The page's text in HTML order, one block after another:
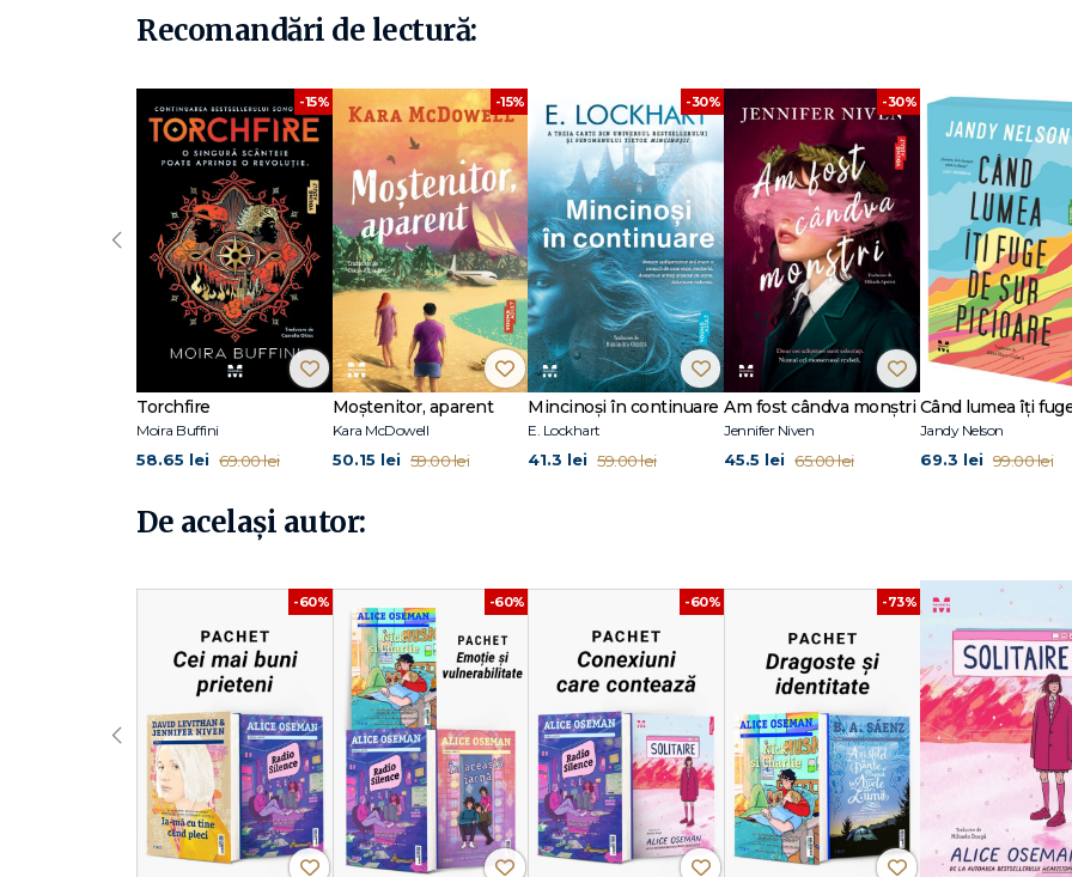
„Autoarea combină cu măiestrie spiritul sardonic și temerile adolescenților, cu scopul de a crea personaje credibile și o poveste
contemporană convingătoare, în care aceștia se vor regăsi. O alegere de top pentru orice colecție YA."
School Library Journal
Alice Osemans-a născut în 1994 în Kent, Anglia. A absolvit Durham University și e creatoarea celebrei serii de romane grafice
(ecranizată de Netflix), precum și autoarea unor foarte îndrăgite romane pentru adolescenți, printre care se numără
Solitaire,I
for Thisși Loveless. Cărțile sale au fost nominalizate la Inky Awards, Carnegie Medal și Goodreads Choice Awards. La editura Trei au
apărut romanele:În această iarnă,Loveless(recompensat cu YA Book Prize) șiNick și Charlie. Aflați mai multe despre Alice pe
aliceoseman.com.
Recomandări de lectură:
-15%
Torchfire
Moira Buffini
58.65 lei 69.00 lei
-15%
Moștenitor, aparent
Kara McDowell
50.15 lei 59.00 lei
-30%
Mincinoși în continuare
E. Lockhart
41.3 lei 59.00 lei
-30%
Am fost cândva monștri
Jennifer Niven
45.5 lei 65.00 lei
Jandy Nelson
69.3 lei 99.00 lei
‹
De același autor:
-60% -60% -60% -73%
‹